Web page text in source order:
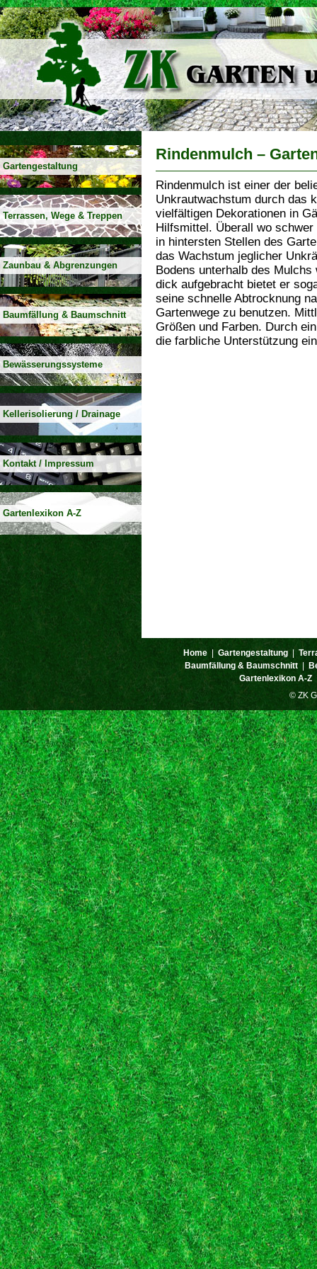
Gartengestaltung
Terrassen, Wege & Treppen
Zaunbau & Abgrenzungen
Baumfällung & Baumschnitt
Bewässerungssysteme
Kellerisolierung / Drainage
Kontakt / Impressum
Gartenlexikon A-Z
Rindenmulch –
Rindenmulch ist einer der
Unkrautwachstum durch das
vielfältigen Dekorationen in
Hilfsmittel. Überall wo
in hintersten Stellen des
das Wachstum jeglicher
Bodens unterhalb des
dick aufgebracht bietet er
seine schnelle Abtrocknung
Gartenwege zu benutzen.
Größen und Farben. Durch
die farbliche Unterstützung
Home Gartengestaltung
Baumfällung & Baumschnitt
Gartenlexikon A-Z
© ZK